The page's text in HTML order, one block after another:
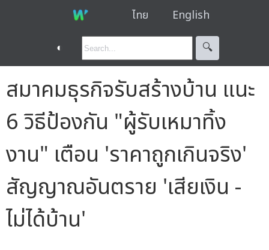
ไทย English
◐ 🔍︎
สมาคมธุรกิจรับสร้างบ้าน แนะ
6 วิธีป้องกัน "ผู้รับเหมาทิ้ง
งาน" เตือน 'ราคาถูกเกินจริง'
สัญญาณอันตราย 'เสียเงิน -
ไม่ได้บ้าน'